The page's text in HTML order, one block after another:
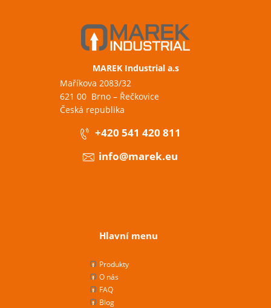
MAREK Industrial a.s
Maříkova 2083/32
621 00 Brno – Řečkovice
Česká republika
+420 541 420 811
info@marek.eu
Hlavní menu
Produkty
O nás
FAQ
Blog